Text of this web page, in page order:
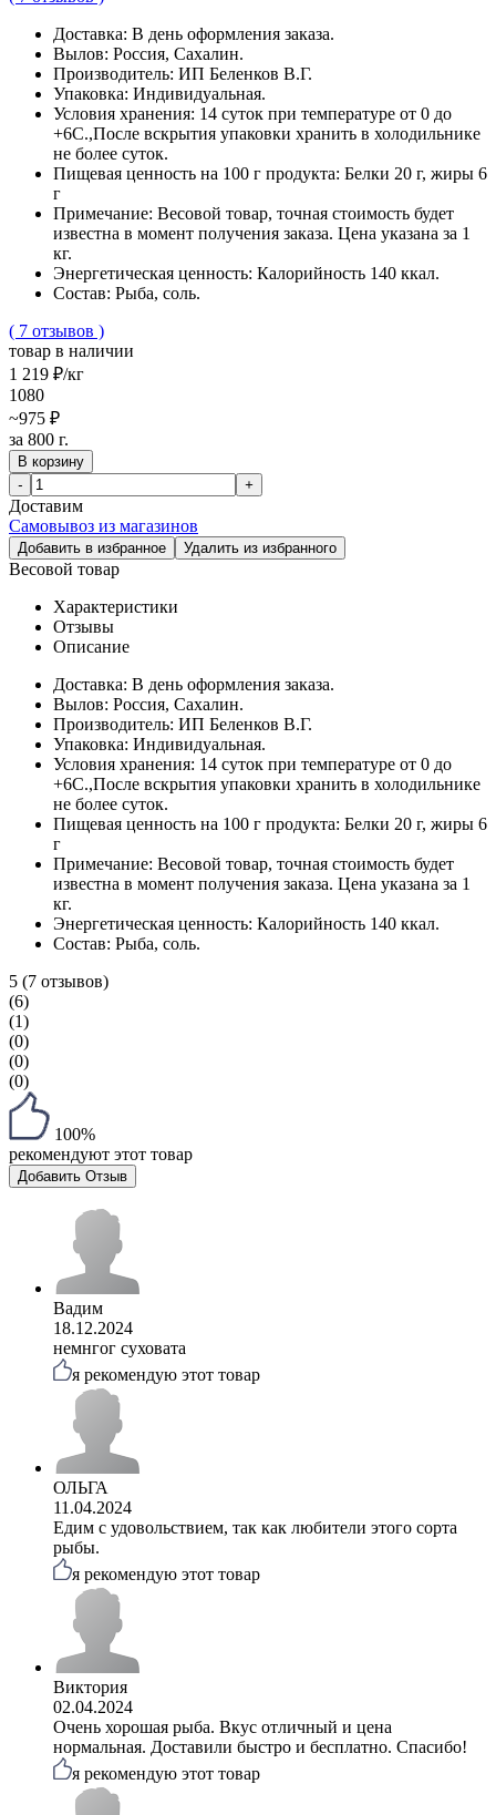
Доставка: В день оформления заказа.
Вылов: Россия, Сахалин.
Производитель: ИП Беленков В.Г.
Упаковка: Индивидуальная.
Условия хранения: 14 суток при температуре от 0 до
+6С.,После вскрытия упаковки хранить в холодильнике
не более суток.
Пищевая ценность на 100 г продукта: Белки 20 г, жиры 6
г
Примечание: Весовой товар, точная стоимость будет
известна в момент получения заказа. Цена указана за 1
кг.
Энергетическая ценность: Калорийность 140 ккал.
Cостав: Рыба, соль.
( 7 отзывов )
товар в наличии
1 219 ₽/кг
1080
~975 ₽
за 800 г.
В корзину
-
+
Доставим
Самовывоз из магазинов
Добавить в избранное Удалить из избранного
Весовой товар
Характеристики
Отзывы
Описание
Доставка: В день оформления заказа.
Вылов: Россия, Сахалин.
Производитель: ИП Беленков В.Г.
Упаковка: Индивидуальная.
Условия хранения: 14 суток при температуре от 0 до
+6С.,После вскрытия упаковки хранить в холодильнике
не более суток.
Пищевая ценность на 100 г продукта: Белки 20 г, жиры 6
г
Примечание: Весовой товар, точная стоимость будет
известна в момент получения заказа. Цена указана за 1
кг.
Энергетическая ценность: Калорийность 140 ккал.
Cостав: Рыба, соль.
5 (7 отзывов)
(6)
(1)
(0)
(0)
(0)
100%
рекомендуют этот товар
Добавить Отзыв
Вадим
18.12.2024
немнгог суховата
я рекомендую этот товар
ОЛЬГА
11.04.2024
Едим с удовольствием, так как любители этого сорта
рыбы.
я рекомендую этот товар
Виктория
02.04.2024
Очень хорошая рыба. Вкус отличный и цена
нормальная. Доставили быстро и бесплатно. Спасибо!
я рекомендую этот товар